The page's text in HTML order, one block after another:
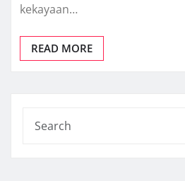
kekayaan…
READ MORE